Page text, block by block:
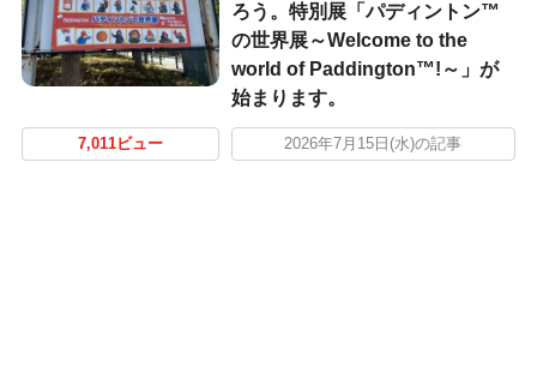
ろう。特別展「パディントン™
の世界展～Welcome to the
world of Paddington™!～」が
始まります。
7,011ビュー 2026年7月15日(水)の記事